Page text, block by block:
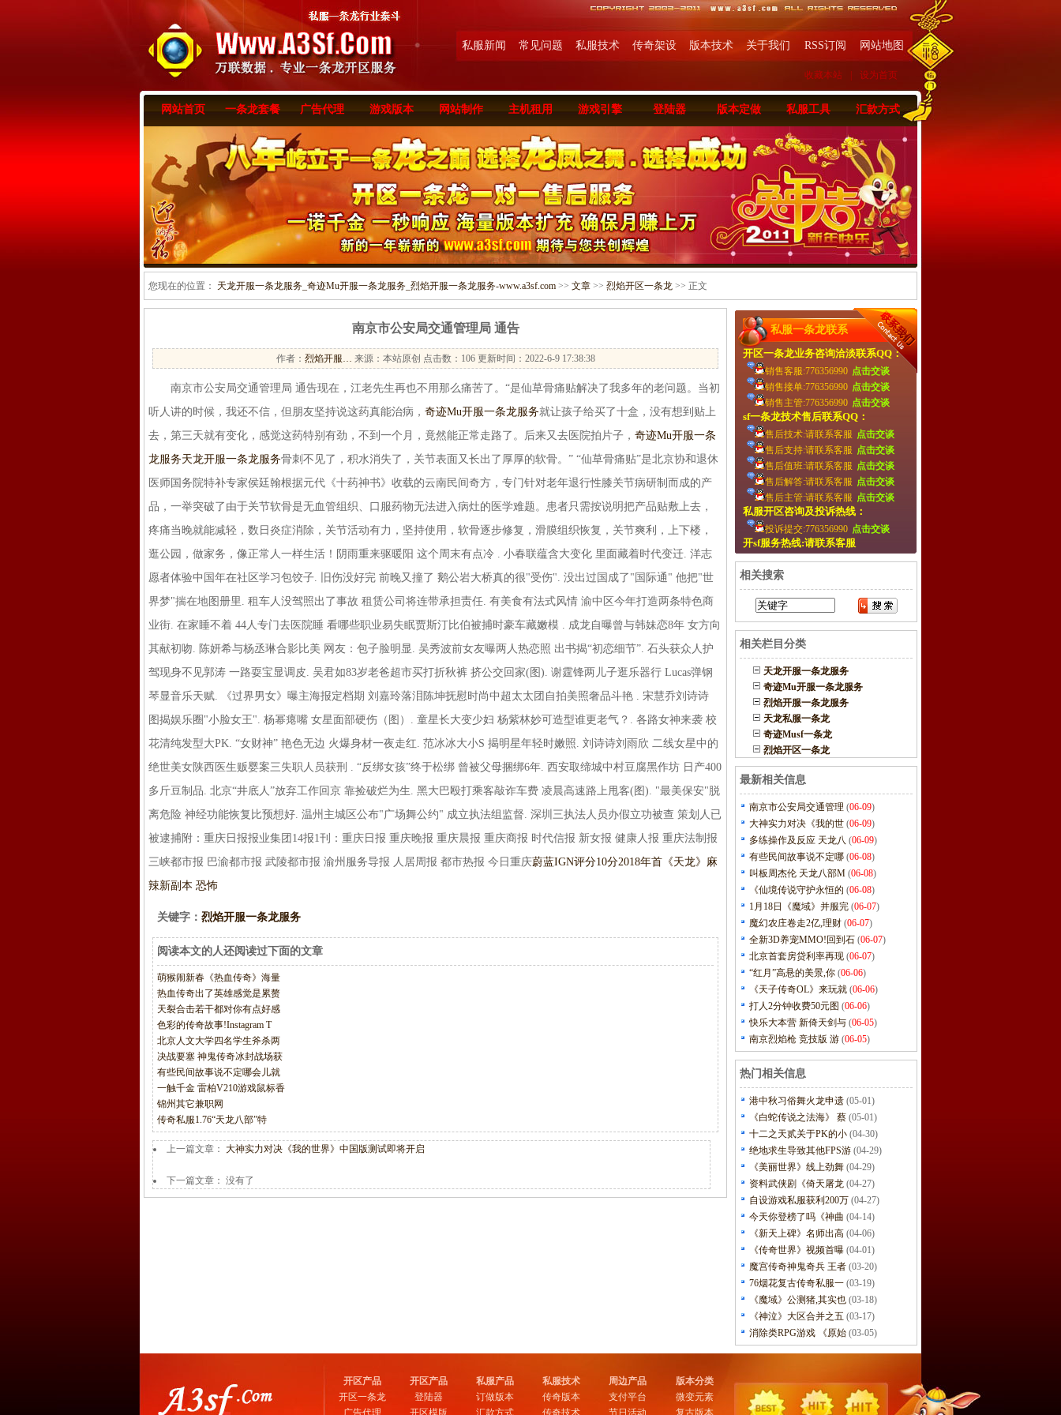
私服新闻 常见问题 私服技术 传奇架设 版本技术 关于我们 RSS订阅 网站地图
收藏本站 设为首页
网站首页 一条龙套餐 广告代理 游戏版本 网站制作 主机租用 游戏引擎 登陆器 版本定做 私服工具 汇款方式
您现在的位置： 天龙开服一条龙服务_奇迹Mu开服一条龙服务_烈焰开服一条龙服务-www.a3sf.com >> 文章 >> 烈焰开区一条龙 >> 正文
南京市公安局交通管理局 通告
作者： 烈焰开服… 来源：本站原创 点击数： 106 更新时间：2022-6-9 17:38:38
南京市公安局交通管理局 通告现在，江老先生再也不用那么痛苦了。“是仙草骨痛贴解决了我多年的老问题。当初
听人讲的时候，我还不信，但朋友坚持说这药真能治病， 奇迹Mu开服一条龙服务就让孩子给买了十盒，没有想到贴上
去，第三天就有变化，感觉这药特别有劲，不到一个月，竟然能正常走路了。后来又去医院拍片子， 奇迹Mu开服一条
龙服务天龙开服一条龙服务骨刺不见了，积水消失了，关节表面又长出了厚厚的软骨。” “仙草骨痛贴”是北京协和退休
医师国务院特补专家侯廷翰根据元代《十药神书》收载的云南民间奇方，专门针对老年退行性膝关节病研制而成的产
品，一举突破了由于关节软骨是无血管组织、口服药物无法进入病灶的医学难题。患者只需按说明把产品贴敷上去，
疼痛当晚就能减轻，数日炎症消除，关节活动有力，坚持使用，软骨逐步修复，滑膜组织恢复，关节爽利，上下楼，
逛公园，做家务，像正常人一样生活！阴雨重来驱暖阳 这个周末有点冷 . 小春联蕴含大变化 里面藏着时代变迁. 洋志
愿者体验中国年在社区学习包饺子. 旧伤没好完 前晚又撞了 鹅公岩大桥真的很"受伤". 没出过国成了"国际通" 他把"世
界梦"揣在地图册里. 租车人没驾照出了事故 租赁公司将连带承担责任. 有美食有法式风情 渝中区今年打造两条特色商
业街. 在家睡不着 44人专门去医院睡 看哪些职业易失眠贾斯汀比伯被捕时豪车藏嫩模 . 成龙自曝曾与韩妹恋8年 女方向
其献初吻. 陈妍希与杨丞琳合影比美 网友：包子脸明显. 吴秀波前女友曝两人热恋照 出书揭“初恋细节”. 石头获众人护
驾现身不见郭涛 一路耍宝显调皮. 吴君如83岁老爸超市买打折秋裤 挤公交回家(图). 谢霆锋两儿子逛乐器行 Lucas弹钢
琴显音乐天赋. 《过界男女》曝主海报定档期 刘嘉玲落泪陈坤抚慰时尚中超太太团自拍美照奢品斗艳 . 宋慧乔刘诗诗
图揭娱乐圈"小脸女王". 杨幂瘪嘴 女星面部硬伤（图）. 童星长大变少妇 杨紫林妙可造型谁更老气？. 各路女神来袭 校
花清纯发型大PK. “女财神” 艳色无边 火爆身材一夜走红. 范冰冰大小S 揭明星年轻时嫩照. 刘诗诗刘雨欣 二线女星中的
绝世美女陕西医生贩婴案三失职人员获刑 . “反绑女孩”终于松绑 曾被父母捆绑6年. 西安取缔城中村豆腐黑作坊 日产400
多斤豆制品. 北京“井底人”放弃工作回京 靠捡破烂为生. 黑大巴殴打乘客敲诈车费 凌晨高速路上甩客(图). "最美保安"脱
离危险 神经功能恢复比预想好. 温州主城区公布"广场舞公约" 成立执法组监督. 深圳三执法人员办假立功被查 策划人已
被逮捕附：重庆日报报业集团14报1刊：重庆日报 重庆晚报 重庆晨报 重庆商报 时代信报 新女报 健康人报 重庆法制报
三峡都市报 巴渝都市报 武陵都市报 渝州服务导报 人居周报 都市热报 今日重庆蔚蓝IGN评分10分2018年首 《天龙》麻
辣新副本 恐怖
关键字： 烈焰开服一条龙服务
阅读本文的人还阅读过下面的文章
萌猴闹新春《热血传奇》海量
热血传奇出了英雄感觉是累赘
天裂合击若干都对你有点好感
色彩的传奇故事!Instagram T
北京人文大学四名学生斧杀两
决战要塞 神鬼传奇冰封战场获
有些民间故事说不定哪会儿就
一触千金 雷柏V210游戏鼠标香
锦州其它兼职网
传奇私服1.76“天龙八部”特
上一篇文章： 大神实力对决《我的世界》中国版测试即将开启
下一篇文章： 没有了
私服一条龙联系
开区一条龙业务咨询洽淡联系QQ：
销售客服:776356990 点击交谈
销售接单:776356990 点击交谈
销售主管:776356990 点击交谈
sf一条龙技术售后联系QQ：
售后技术:请联系客服 点击交谈
售后支持:请联系客服 点击交谈
售后值班:请联系客服 点击交谈
售后解答:请联系客服 点击交谈
售后主管:请联系客服 点击交谈
私服开区咨询及投诉热线：
投诉提交:776356990 点击交谈
开sf服务热线:请联系客服
相关搜索
相关栏目分类
天龙开服一条龙服务
奇迹Mu开服一条龙服务
烈焰开服一条龙服务
天龙私服一条龙
奇迹Musf一条龙
烈焰开区一条龙
最新相关信息
南京市公安局交通管理 (06-09)
大神实力对决《我的世 (06-09)
多练操作及反应 天龙八 (06-09)
有些民间故事说不定哪 (06-08)
叫板周杰伦 天龙八部M (06-08)
《仙境传说守护永恒的 (06-08)
1月18日《魔域》并服完 (06-07)
魔幻农庄卷走2亿,理财 (06-07)
全新3D养宠MMO!回到石 (06-07)
北京首套房贷利率再现 (06-07)
“红月”高悬的美景,你 (06-06)
《天子传奇OL》来玩就 (06-06)
打人2分钟收费50元图 (06-06)
快乐大本营 新倚天剑与 (06-05)
南京烈焰枪 竞技版 游 (06-05)
热门相关信息
港中秋习俗舞火龙申遗 (05-01)
《白蛇传说之法海》 蔡 (05-01)
十二之天贰关于PK的小 (04-30)
绝地求生导致其他FPS游 (04-29)
《美丽世界》线上劲舞 (04-29)
资料武侠剧《倚天屠龙 (04-27)
自设游戏私服获利200万 (04-27)
今天你登榜了吗《神曲 (04-14)
《新天上碑》名师出高 (04-06)
《传奇世界》视频首曝 (04-01)
魔宫传奇神鬼奇兵 王者 (03-20)
76烟花复古传奇私服一 (03-19)
《魔域》公测猪,其实也 (03-18)
《神泣》大区合并之五 (03-17)
消除类RPG游戏 《原始 (03-05)
开区产品
开区一条龙
广告代理
开区产品
登陆器
开区模版
私服产品
订做版本
汇款方式
私服技术
传奇版本
传奇技术
周边产品
支付平台
节日活动
版本分类
微变元素
复古版本